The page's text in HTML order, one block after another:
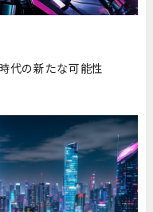
代の新たな可能性